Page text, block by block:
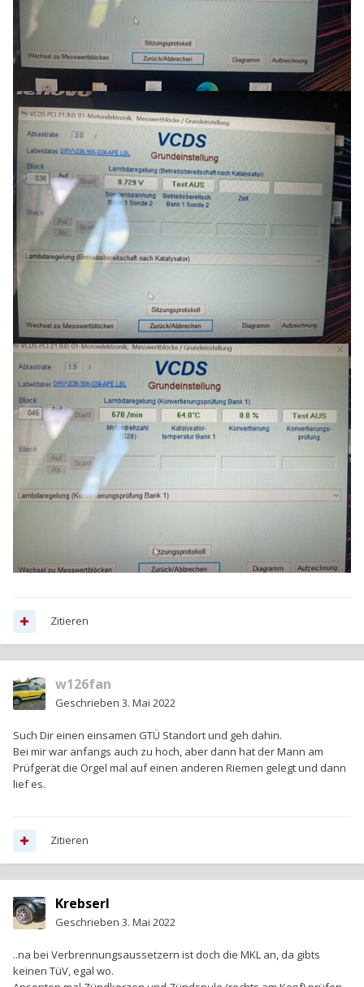
Zitieren
w126fan
Geschrieben 3. Mai 2022
Such Dir einen einsamen GTÜ Standort und geh dahin.
Bei mir war anfangs auch zu hoch, aber dann hat der Mann am
Prüfgerät die Orgel mal auf einen anderen Riemen gelegt und dann
lief es.
Zitieren
Krebserl
Geschrieben 3. Mai 2022
..na bei Verbrennungsaussetzern ist doch die MKL an, da gibts
keinen TüV, egal wo.